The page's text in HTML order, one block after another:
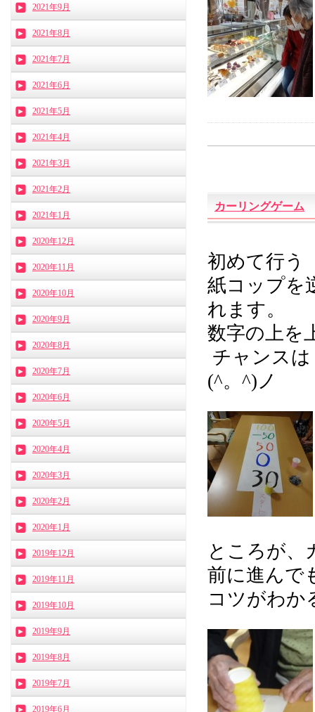
カーリングゲーム
初めて行う
紙コップを
れます。
数字の上を
チャンス
(^。^)ノ
ところが、
前に進んで
コツがわか
2021年9月
2021年8月
2021年7月
2021年6月
2021年5月
2021年4月
2021年3月
2021年2月
2021年1月
2020年12月
2020年11月
2020年10月
2020年9月
2020年8月
2020年7月
2020年6月
2020年5月
2020年4月
2020年3月
2020年2月
2020年1月
2019年12月
2019年11月
2019年10月
2019年9月
2019年8月
2019年7月
2019年6月